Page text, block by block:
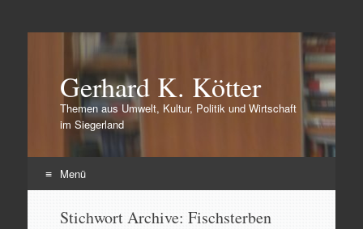
Gerhard K. Kötter
Themen aus Umwelt, Kultur, Politik und Wirtschaft
im Siegerland
Menü
Stichwort Archive: Fischsterben